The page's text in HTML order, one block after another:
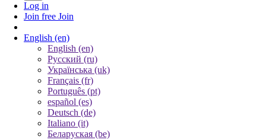
Log in
Join free Join
English (en)
English (en)
Русский (ru)
Українська (uk)
Français (fr)
Português (pt)
español (es)
Deutsch (de)
Italiano (it)
Беларуская (be)